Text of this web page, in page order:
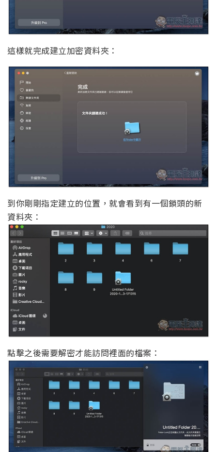
這樣就完成建立加密資料夾：
到你剛剛指定建立的位置，就會看到有一個鎖頭的新
資料夾：
點擊之後需要解密才能訪問裡面的檔案：